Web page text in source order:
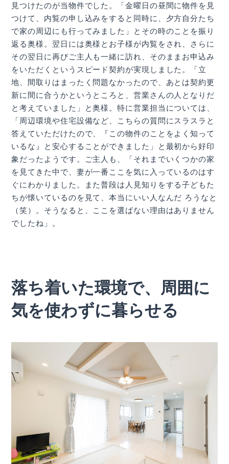
見つけたのが当物件でした。「金曜日の昼間に物件を見
つけて、内覧の申し込みをすると同時に、夕方自分たち
で家の周辺にも行ってみました」とその時のことを振り
返る奥様。翌日には奥様とお子様が内覧をされ、さらに
その翌日に再びご主人も一緒に訪れ、そのままお申込み
をいただくというスピード契約が実現しました。「立
地、間取りはまったく問題なかったので、あとは契約更
新に間に合うかというところと、営業さんの人となりだ
と考えていました」と奥様。特に営業担当については、
「周辺環境や住宅設備など、こちらの質問にスラスラと
答えていただけたので、『この物件のことをよく知って
いるな』と安心することができました」と最初から好印
象だったようです。ご主人も、「それまでいくつかの家
を見てきた中で、妻が一番ここを気に入っているのはす
ぐにわかりました。また普段は人見知りをする子どもた
ちが懐いているのを見て、本当にいい人なんだ ろうなと
（笑）。そうなると、ここを選ばない理由はありません
でしたね」。
落ち着いた環境で、周囲に
気を使わずに暮らせる